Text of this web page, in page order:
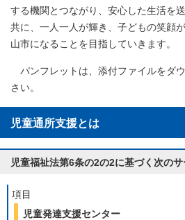
する機関とつながり、安心した生活を
共に、一人一人が輝き、子どもの笑顔
山市になることを目指していきます。
パンフレットは、添付ファイルをダ
さい。
児童通所支援とは
児童福祉法第6条の2の2に基づく次の
項目
児童発達支援センター